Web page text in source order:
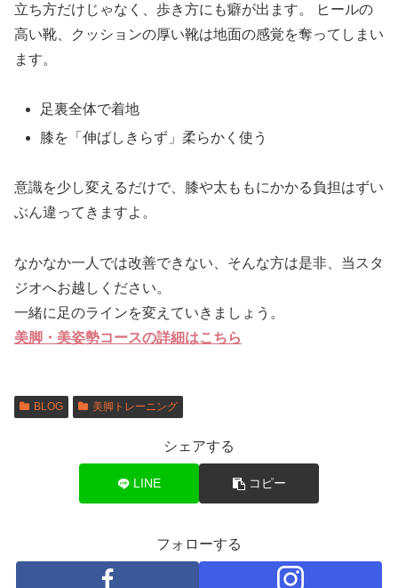
立ち方だけじゃなく、歩き方にも癖が出ます。 ヒールの
高い靴、クッションの厚い靴は地面の感覚を奪ってしまい
ます。
足裏全体で着地
膝を「伸ばしきらず」柔らかく使う
意識を少し変えるだけで、膝や太ももにかかる負担はずい
ぶん違ってきますよ。
なかなか一人では改善できない、そんな方は是非、当スタ
ジオへお越しください。
一緒に足のラインを変えていきましょう。
美脚・美姿勢コースの詳細はこちら
BLOG 美脚トレーニング
シェアする
LINE コピー
フォローする